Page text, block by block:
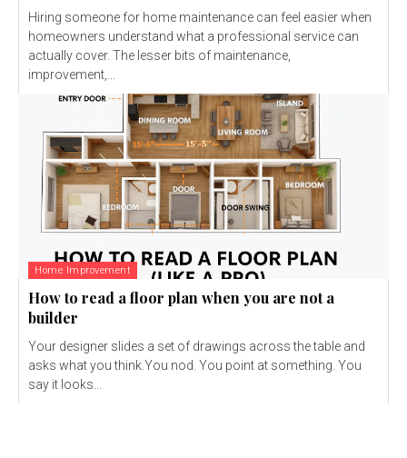
Hiring someone for home maintenance can feel easier when
homeowners understand what a professional service can
actually cover. The lesser bits of maintenance,
improvement,...
Home Improvement
How to read a floor plan when you are not a
builder
Your designer slides a set of drawings across the table and
asks what you think.You nod. You point at something. You
say it looks...